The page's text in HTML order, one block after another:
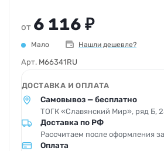
от 6 116 ₽
Мало Нашли дешевле?
Арт. M66341RU
ДОСТАВКА И ОПЛАТА
Самовывоз — бесплатно
ТОГК «Славянский Мир», ряд Б,
Доставка по РФ
Рассчитаем после оформления
Оплата